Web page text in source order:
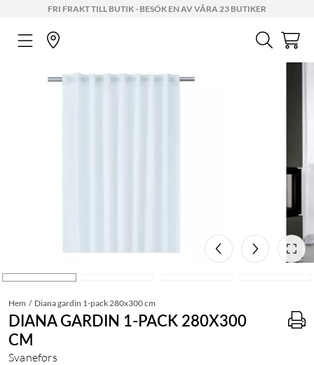
FRI FRAKT TILL BUTIK - BESÖK EN AV VÅRA 23 BUTIKER
Hem Diana gardin 1-pack 280x300 cm
DIANA GARDIN 1-PACK 280X300
CM
Svanefors